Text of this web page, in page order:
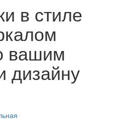
в стиле
вашим
дизайну